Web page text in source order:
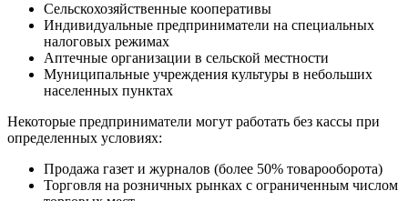
Сельскохозяйственные кооперативы
Индивидуальные предприниматели на специальных
налоговых режимах
Аптечные организации в сельской местности
Муниципальные учреждения культуры в небольших
населенных пунктах
Некоторые предприниматели могут работать без кассы при
определенных условиях:
Продажа газет и журналов (более 50% товарооборота)
Торговля на розничных рынках с ограниченным числом